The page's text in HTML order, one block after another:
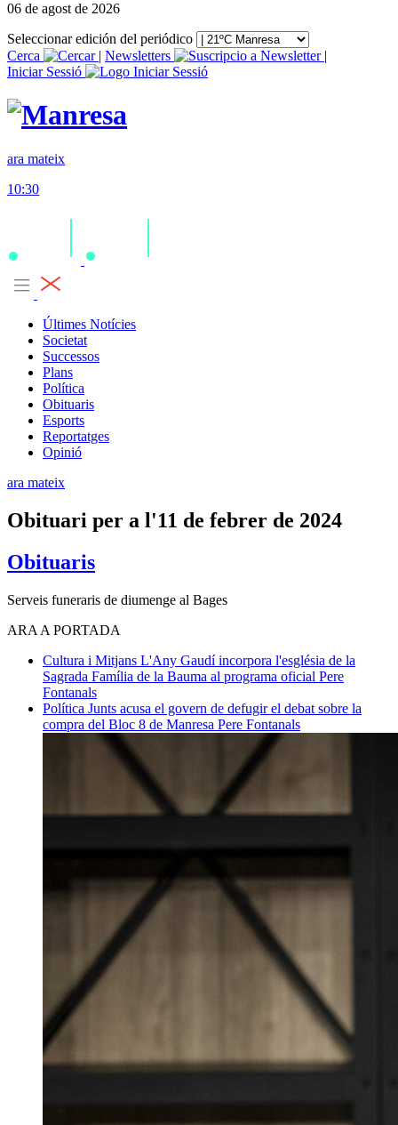
06 de agost de 2026
Seleccionar edición del periódico
Cerca
| Newsletters
|
Iniciar Sessió
ara mateix
10:30
Últimes Notícies
Societat
Successos
Plans
Política
Obituaris
Esports
Reportatges
Opinió
ara mateix
Obituari per a l'11 de febrer de 2024
Obituaris
Serveis funeraris de diumenge al Bages
ARA A PORTADA
Cultura i Mitjans L'Any Gaudí incorpora l'església de la
Sagrada Família de la Bauma al programa oficial Pere
Fontanals
Política Junts acusa el govern de defugir el debat sobre la
compra del Bloc 8 de Manresa Pere Fontanals